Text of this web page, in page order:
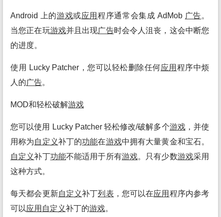
Android 上的游戏或应用程序通常会集成 AdMob 广告。
当您正在玩游戏并且出现广告时会令人沮丧，这会中断您
的进度。
使用 Lucky Patcher，您可以轻松删除任何应用 程序中烦
人的广告。
MOD和轻松破解游戏
您可以使用 Lucky Patcher 轻松修改/破解多个游戏，并使
用称为自定义补丁的功能在游戏中拥有大量黄金和宝石。
自定义补丁功能不能适用于所有游戏。只有少数游戏采用
这种方式。
每天都会更新自定义补丁列表 ，您可以在应用 程序内参考
可以应用 自定义补丁的游戏。